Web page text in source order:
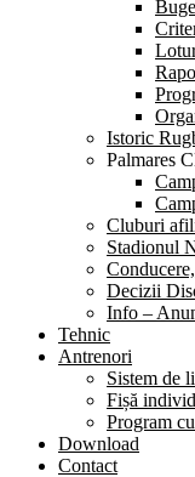
Istoric
Palmares
Cluburi
Stadionul
Decizii
Info –
Tehnic
Antrenori
Sistem de
Fișă
Program
Download
Contact